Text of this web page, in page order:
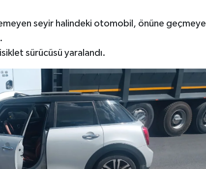
seyir halindeki otomobil, önüne geçmeye
sürücüsü yaralandı.